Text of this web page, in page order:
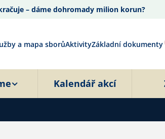
– dáme dohromady milion korun?
a mapa sborůAktivityZákladní dokumenty
Kalendář akcí